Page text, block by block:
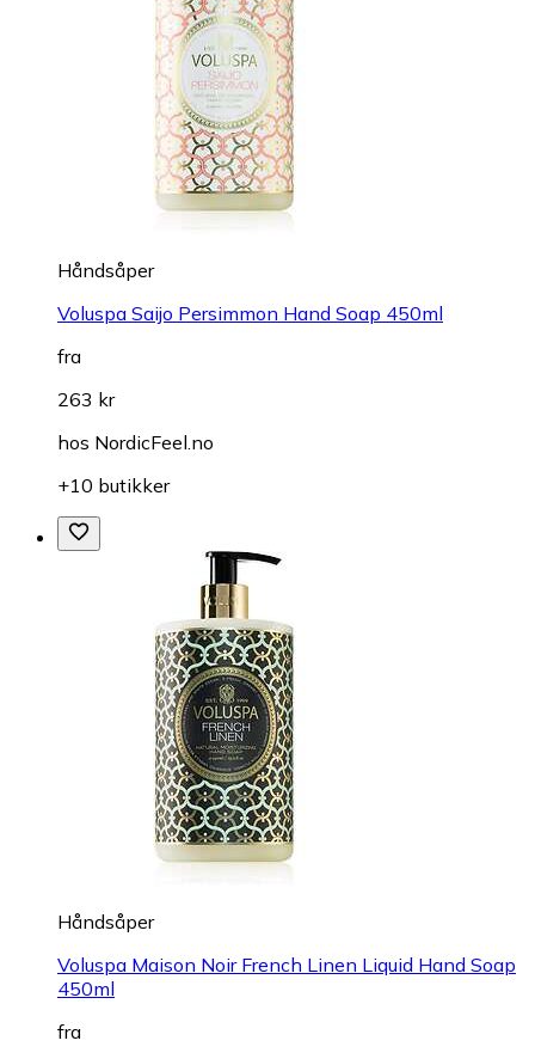
Håndsåper
Voluspa Saijo Persimmon Hand Soap 450ml
fra
263 kr
hos NordicFeel.no
+10 butikker
Håndsåper
Voluspa Maison Noir French Linen Liquid Hand Soap
450ml
fra